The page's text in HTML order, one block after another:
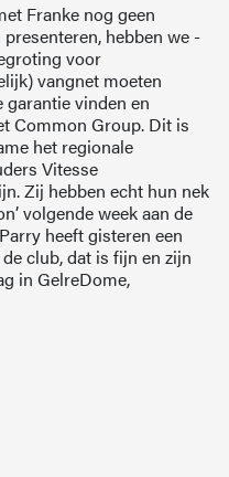
Franke nog geen
hebben we -
voor
vangnet moeten
garantie vinden en
Common Group. Dit is
het regionale
Vitesse
Zij hebben echt hun nek
volgende week aan de
heeft gisteren een
club, dat is fijn en zijn
in GelreDome,